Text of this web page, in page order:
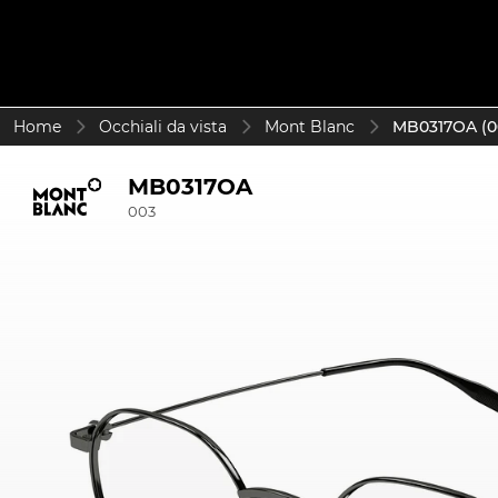
Home Occhiali da vista Mont Blanc MB0317OA
MB0317OA
003